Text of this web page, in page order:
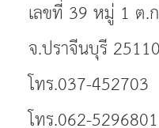
เลขที่ 39 หมู่ 1 ต.
จ.ปราจีนบุรี 25110
โทร.037-452703
โทร.062-5296801